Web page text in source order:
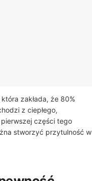
zakłada, że 80%
z ciepłego,
części tego
stworzyć przytulność w